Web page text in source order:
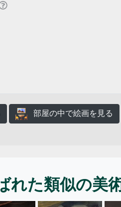
部屋の中で絵画を見る
れた類似の美